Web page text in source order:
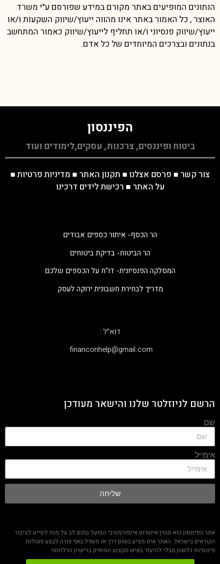
הנתונים המופיעים באתר מקורם במידע שפורסם ע"י משרד
האוצר , כל האמור באתר אינו מהווה ייעוץ/שיווק השקעות ו/או
ייעוץ/שיווק פנסיוני ו/או תחליף לייעוץ/שיווק כאמור המתחשב
בנתונים ובצרכים המיוחדים של כל אדם.
הפיננסון
ביטוח ופיננסים, צרכנות, עסקים,לימודים ועוד
צור קשר ■ פרסם אצלנו ■ תקנון האתר ■ מדיניות פרטיות■
על האתר ■ רכישת לידים דרכינו
הר הכסף- איתור כספים אבודים
הר הביטוח- בדיקת ביטוחים
המסלקה הפנסיונית- דו"ח על הכספים שלכם
מדריך לבחירת חשבונית ירוקה לעסק
דוא"ל :
‫financonhelp@gmail.com‬
הרשם לניוזלטר שלנו והישאר מעודכן
שם
אימייל
שליחה
אתר הפיננסון הוא מגזין אינטרנט אינפורמטיבי הפועל בתום לב על מנת לסייע לציבור
הקוראים בישראל. האתר אינו מציע בשום דרך או משדל באף צורה לבצע פעולות
פיננסיות כלשהן מבלי להיעזר באיש מקצוע המחזיק ברישיון הרלוונטי